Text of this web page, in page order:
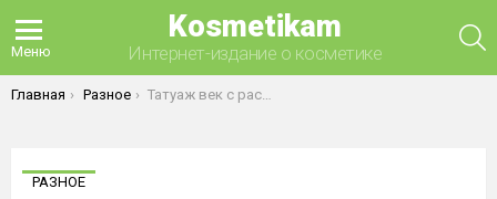
Меню
Kosmetikam
Интернет-издание о косметике
Вы здесь:
Главная Разное Татуаж век с растушевкой, создаем эффект теней на глазах
РАЗНОЕ